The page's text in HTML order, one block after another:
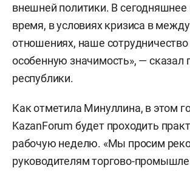
внешней политики. В сегодняшнее
время, в условиях кризиса в
отношениях, наше
особенную значимость», — сказал
республики.
Как отметила Минуллина, в этом
KazanForum будет проходить
рабочую неделю. «Мы просим
руководителям торгово-